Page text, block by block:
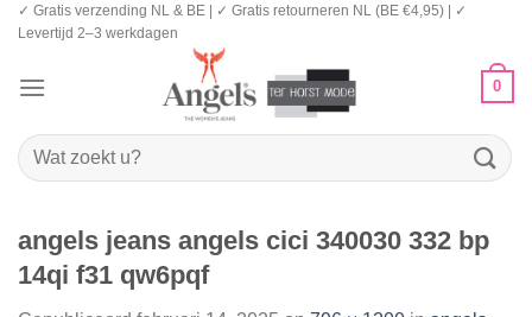
Ga
naar
✓ Gratis verzending NL & BE | ✓ Gratis retourneren NL (BE €4,95) | ✓
Levertijd 2–3 werkdagen
0
Zoeken
naar:
angels jeans angels cici 340030 332 bp
14qi f31 qw6pqf